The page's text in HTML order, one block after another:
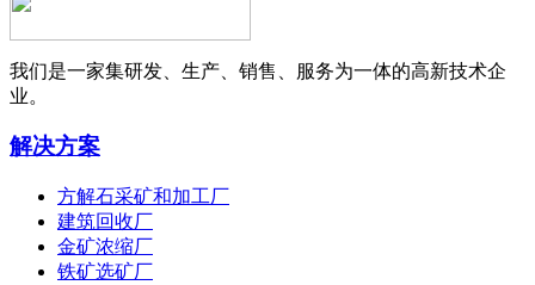
我们是一家集研发、生产、销售、服务为一体的高新技术企
业。
解决方案
方解石采矿和加工厂
建筑回收厂
金矿浓缩厂
铁矿选矿厂